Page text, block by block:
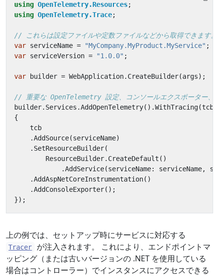
using OpenTelemetry.Resources;
using OpenTelemetry.Trace;
// これらは設定ファイルや定数ファイルなどから取得できます。
var serviceName = "MyCompany.MyProduct.MyService" ;
var serviceVersion = "1.0.0" ;
var builder = WebApplication. CreateBuilder(args);
// 重要な OpenTelemetry 設定、コンソールエクスポーター、
builder. Services .AddOpenTelemetry().WithTracing(tcb
{
tcb
.AddSource(serviceName)
. SetResourceBuilder(
ResourceBuilder. CreateDefault ()
.AddService(serviceName: serviceName,
.AddAspNetCoreInstrumentation()
.AddConsoleExporter();
});
上の例では、セットアップ時にサービスに対応する
Tracer
が注入されます。 これにより、エンドポイントマ
ッピング（または古いバージョンの .NET を使用している
場合はコントローラー）でインスタンスにアクセスできる